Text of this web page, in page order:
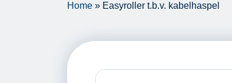
Home » Easyroller t.b.v. kabelhaspel